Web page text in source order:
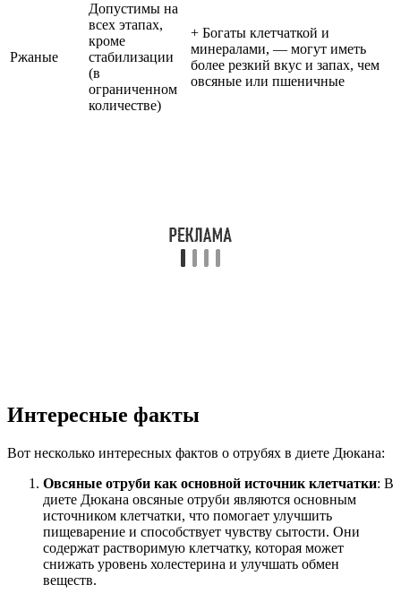
Ржаные
Допустимы на
всех этапах,
кроме
стабилизации
(в
ограниченном
количестве)
+ Богаты клетчаткой и
минералами, — могут иметь
более резкий вкус и запах, чем
овсяные или пшеничные
Интересные факты
Вот несколько интересных фактов о отрубях в диете Дюкана:
Овсяные отруби как основной источник клетчатки: В
диете Дюкана овсяные отруби являются основным
источником клетчатки, что помогает улучшить
пищеварение и способствует чувству сытости. Они
содержат растворимую клетчатку, которая может
снижать уровень холестерина и улучшать обмен
веществ.